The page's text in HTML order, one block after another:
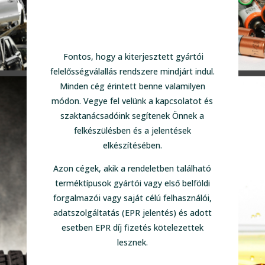
Fontos, hogy a kiterjesztett gyártói
felelősségválallás rendszere mindjárt indul.
Minden cég érintett benne valamilyen
módon. Vegye fel velünk a kapcsolatot és
szaktanácsadóink segítenek Önnek a
felkészülésben és a jelentések
elkészítésében.
Azon cégek, akik a rendeletben található
terméktípusok gyártói vagy első belföldi
forgalmazói vagy saját célú felhasználói,
adatszolgáltatás (EPR jelentés) és adott
esetben EPR díj fizetés kötelezettek
lesznek.